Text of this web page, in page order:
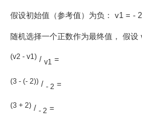
假设初始值（参考值）为负： v1 = -
随机选择一个正数作为最终值， 假设
(v2 - v1) /v1 =
(3 - (- 2)) / - 2 =
(3 + 2) / - 2 =